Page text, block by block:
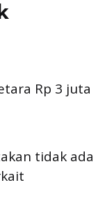
Rp 3 juta
tidak ada